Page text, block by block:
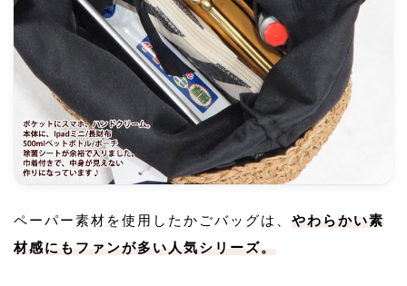
ペーパー素材を使用したかごバッグは、 やわらかい素
材感にもファンが多い人気シリーズ。